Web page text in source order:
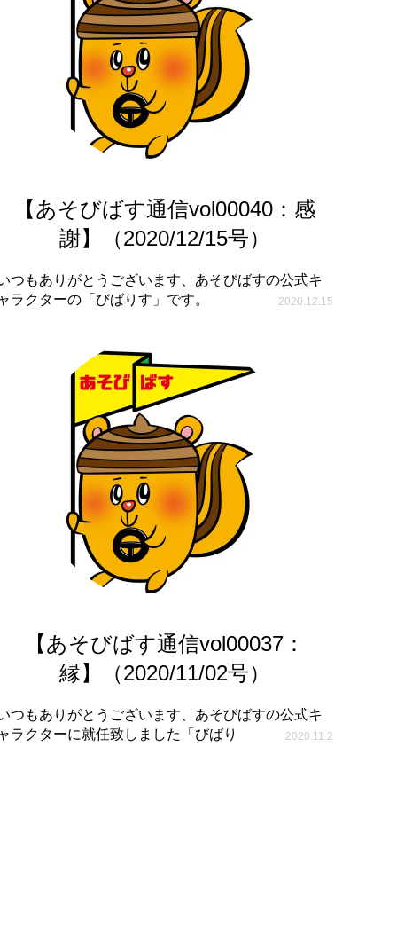
【あそびばす通信vol00040：感
謝】（2020/12/15号）
つもありがとうございます、あそびばすの公式キ
ラクターの「びばりす」です。
2020.12.15
【あそびばす通信vol00037：
縁】（2020/11/02号）
つもありがとうございます、あそびばすの公式キ
ラクターに就任致しました「びばり
2020.11.2